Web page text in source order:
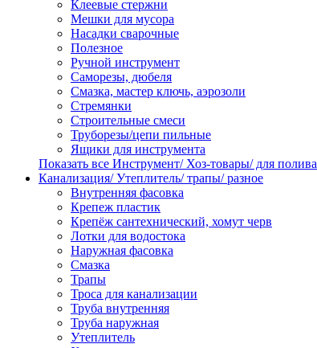
Клеевые стержни
Мешки для мусора
Насадки сварочные
Полезное
Ручной инструмент
Саморезы, дюбеля
Смазка, мастер ключь, аэрозоли
Стремянки
Строительные смеси
Труборезы/цепи пильные
Ящики для инструмента
Показать все Инструмент/ Хоз-товары/ для полива
Канализация/ Утеплитель/ трапы/ разное
Внутренняя фасовка
Крепеж пластик
Крепёж сантехнический, хомут черв
Лотки для водостока
Наружная фасовка
Смазка
Трапы
Троса для канализации
Труба внутренняя
Труба наружная
Утеплитель